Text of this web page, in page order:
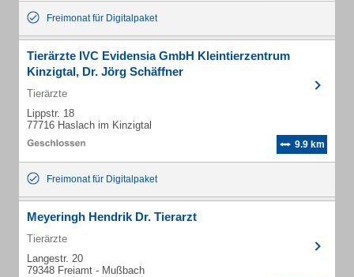
Freimonat für Digitalpaket
Tierärzte IVC Evidensia GmbH Kleintierzentrum
Kinzigtal, Dr. Jörg Schäffner
Tierärzte
Lippstr. 18
77716 Haslach im Kinzigtal
9.9 km
Freimonat für Digitalpaket
Meyeringh Hendrik Dr. Tierarzt
Tierärzte
Langestr. 20
79348 Freiamt - Mußbach